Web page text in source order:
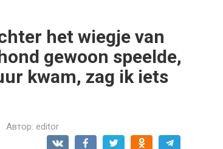
het wiegje van
gewoon speelde,
kwam, zag ik iets
Автор: editor